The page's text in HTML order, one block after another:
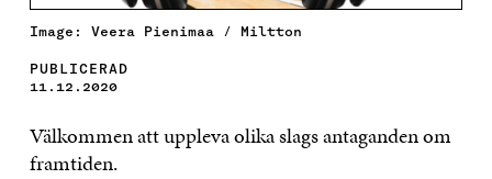
Image: Veera Pienimaa / Miltton
PUBLICERAD
11.12.2020
Välkommen att uppleva olika slags antaganden om
framtiden.